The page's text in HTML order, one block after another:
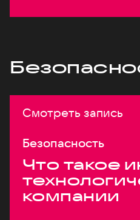
Смотреть запись
Безопасность
Что такое
компании